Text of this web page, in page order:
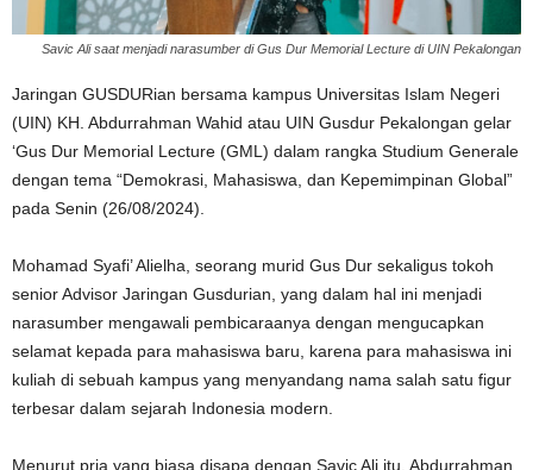
Savic Ali saat menjadi narasumber di Gus Dur Memorial Lecture di UIN Pekalongan
Jaringan GUSDURian bersama kampus Universitas Islam Negeri
(UIN) KH. Abdurrahman Wahid atau UIN Gusdur Pekalongan gelar
‘Gus Dur Memorial Lecture (GML) dalam rangka Studium Generale
dengan tema “Demokrasi, Mahasiswa, dan Kepemimpinan Global”
pada Senin (26/08/2024).
Mohamad Syafi’ Alielha, seorang murid Gus Dur sekaligus tokoh
senior Advisor Jaringan Gusdurian, yang dalam hal ini menjadi
narasumber mengawali pembicaraanya dengan mengucapkan
selamat kepada para mahasiswa baru, karena para mahasiswa ini
kuliah di sebuah kampus yang menyandang nama salah satu figur
terbesar dalam sejarah Indonesia modern.
Menurut pria yang biasa disapa dengan Savic Ali itu, Abdurrahman